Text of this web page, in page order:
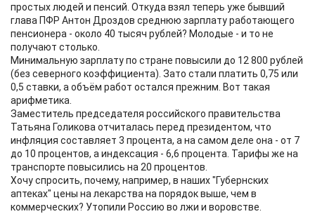
простых людей и пенсий. Откуда взял теперь уже бывший
глава ПФР Антон Дроздов среднюю зарплату работающего
пенсионера - около 40 тысяч рублей? Молодые - и то не
получают столько.
Минимальную зарплату по стране повысили до 12 800 рублей
(без северного коэффициента). Зато стали платить 0,75 или
0,5 ставки, а объём работ остался прежним. Вот такая
арифметика.
Заместитель председателя российского правительства
Татьяна Голикова отчиталась перед президентом, что
инфляция составляет 3 процента, а на самом деле она - от 7
до 10 процентов, а индексация - 6,6 процента. Тарифы же на
транспорте повысились на 20 процентов.
Хочу спросить, почему, например, в наших "Губернских
аптеках" цены на лекарства на порядок выше, чем в
коммерческих? Утопили Россию во лжи и воровстве.